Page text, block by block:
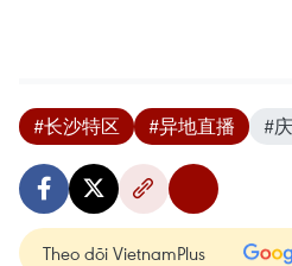
#长沙特区 #异地直播 #
Theo dõi VietnamPlus